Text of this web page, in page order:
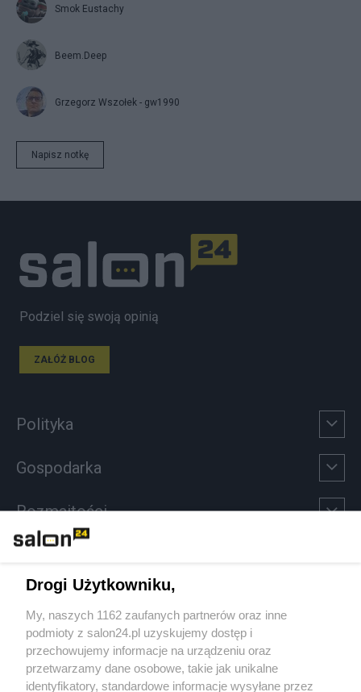
Smok Eustachy
Beem.Deep
Grzegorz Wszołek - gw1990
Napisz notkę
Podziel się swoją opinią
ZAŁÓŻ BLOG
Polityka
Gospodarka
Rozmaitości
Sport
Społeczeństwo
Kultura
Drogi Użytkowniku,
My, naszych 1162 zaufanych partnerów oraz inne
podmioty z salon24.pl uzyskujemy dostęp i
przechowujemy informacje na urządzeniu oraz
przetwarzamy dane osobowe, takie jak unikalne
identyfikatory, standardowe informacje wysyłane przez